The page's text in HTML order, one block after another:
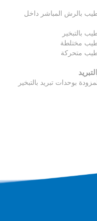
بالرش المباشر داخل
بالتبخير
مختلطة
متحركة
بوحدات تبريد بالتبخير